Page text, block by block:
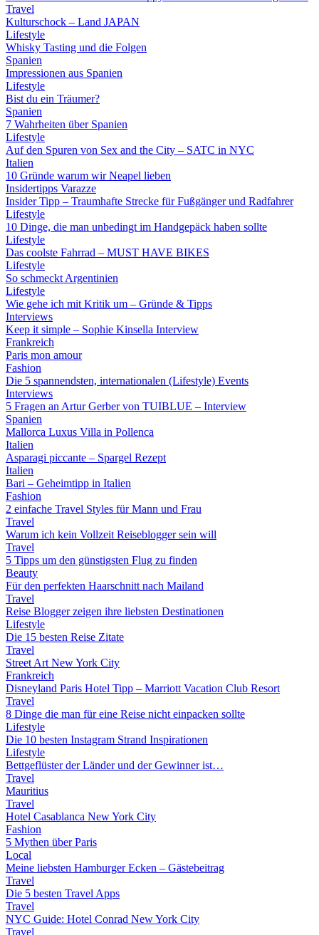
Travel
Kulturschock – Land JAPAN
Lifestyle
Whisky Tasting und die Folgen
Spanien
Impressionen aus Spanien
Lifestyle
Bist du ein Träumer?
Spanien
7 Wahrheiten über Spanien
Lifestyle
Auf den Spuren von Sex and the City – SATC in NYC
Italien
10 Gründe warum wir Neapel lieben
Insidertipps Varazze
Insider Tipp – Traumhafte Strecke für Fußgänger und Radfahrer
Lifestyle
10 Dinge, die man unbedingt im Handgepäck haben sollte
Lifestyle
Das coolste Fahrrad – MUST HAVE BIKES
Lifestyle
So schmeckt Argentinien
Lifestyle
Wie gehe ich mit Kritik um – Gründe & Tipps
Interviews
Keep it simple – Sophie Kinsella Interview
Frankreich
Paris mon amour
Fashion
Die 5 spannendsten, internationalen (Lifestyle) Events
Interviews
5 Fragen an Artur Gerber von TUIBLUE – Interview
Spanien
Mallorca Luxus Villa in Pollenca
Italien
Asparagi piccante – Spargel Rezept
Italien
Bari – Geheimtipp in Italien
Fashion
2 einfache Travel Styles für Mann und Frau
Travel
Warum ich kein Vollzeit Reiseblogger sein will
Travel
5 Tipps um den günstigsten Flug zu finden
Beauty
Für den perfekten Haarschnitt nach Mailand
Travel
Reise Blogger zeigen ihre liebsten Destinationen
Lifestyle
Die 15 besten Reise Zitate
Travel
Street Art New York City
Frankreich
Disneyland Paris Hotel Tipp – Marriott Vacation Club Resort
Travel
8 Dinge die man für eine Reise nicht einpacken sollte
Lifestyle
Die 10 besten Instagram Strand Inspirationen
Lifestyle
Bettgeflüster der Länder und der Gewinner ist…
Travel
Mauritius
Travel
Hotel Casablanca New York City
Fashion
5 Mythen über Paris
Local
Meine liebsten Hamburger Ecken – Gästebeitrag
Travel
Die 5 besten Travel Apps
Travel
NYC Guide: Hotel Conrad New York City
Travel